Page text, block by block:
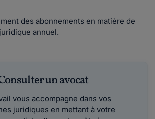
des abonnements en matière de
annuel.
un avocat
vous accompagne dans vos
juridiques en mettant à votre